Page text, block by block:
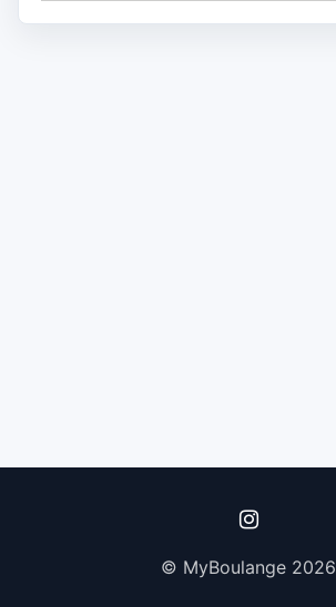
© MyBoulange 2026